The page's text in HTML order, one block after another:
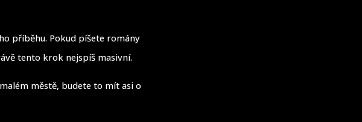
příběhu. Pokud píšete romány
tento krok nejspíš masivní.
městě, budete to mít asi o